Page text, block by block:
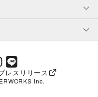
イズ
レスリリース
Inc.